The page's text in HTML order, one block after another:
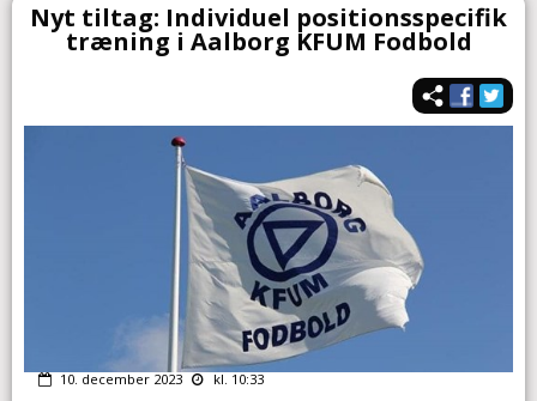
Nyt tiltag: Individuel positionsspecifik
træning i Aalborg KFUM Fodbold
10. december 2023 kl. 10:33